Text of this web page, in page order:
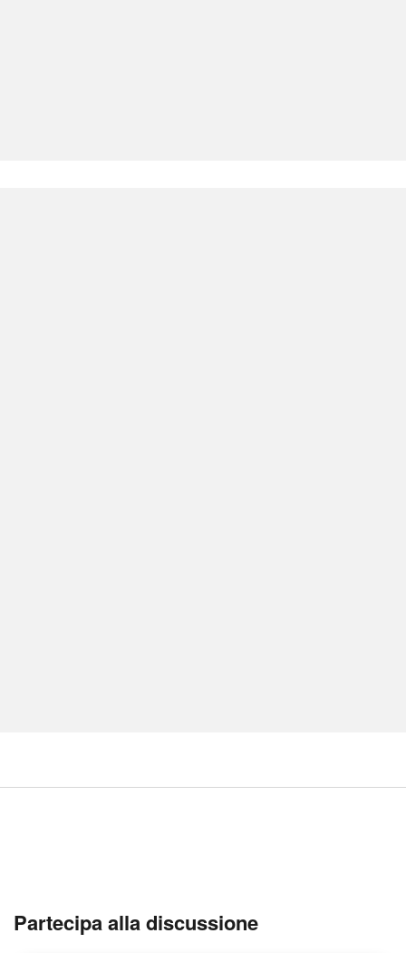
Partecipa alla discussione